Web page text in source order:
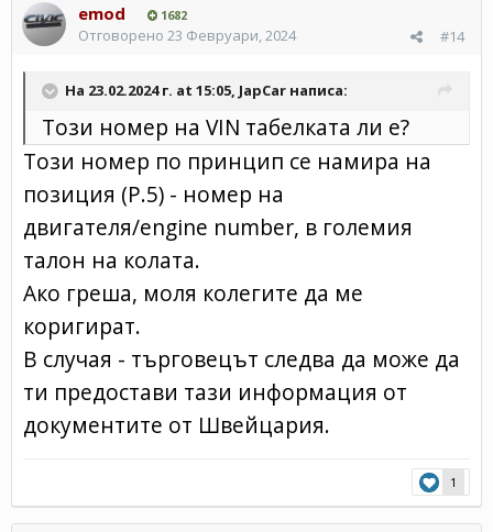
emod 1682
#14
Отговорено 23 Февруари, 2024
На 23.02.2024 г. at 15:05, JapCar написа:
Този номер на VIN табелката ли е?
Този номер по принцип се намира на
позиция (P.5) - номер на
двигателя/engine number, в големия
талон на колата.
Ако греша, моля колегите да ме
коригират.
В случая - търговецът следва да може да
ти предостави тази информация от
документите от Швейцария.
1